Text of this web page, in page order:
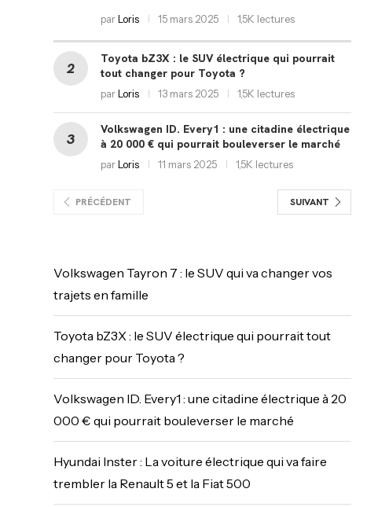
parLoris 15 mars 2025 1,5K lectures
Toyota bZ3X : le SUV électrique qui pourrait
tout changer pour Toyota ?
parLoris 13 mars 2025 1,5K lectures
Volkswagen ID. Every1 : une citadine électrique
à 20 000 € qui pourrait bouleverser le marché
parLoris 11 mars 2025 1,5K lectures
PRÉCÉDENT SUIVANT
Volkswagen Tayron 7 : le SUV qui va changer vos
trajets en famille
Toyota bZ3X : le SUV électrique qui pourrait tout
changer pour Toyota ?
Volkswagen ID. Every1 : une citadine électrique à 20
000 € qui pourrait bouleverser le marché
Hyundai Inster : La voiture électrique qui va faire
trembler la Renault 5 et la Fiat 500